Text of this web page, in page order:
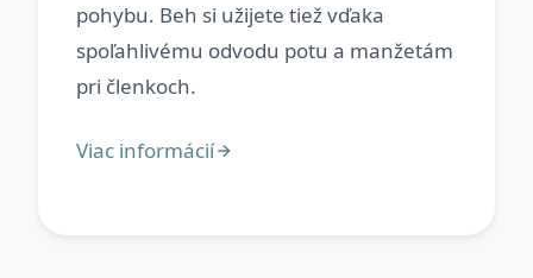
pohybu. Beh si užijete tiež vďaka
spoľahlivému odvodu potu a manžetám